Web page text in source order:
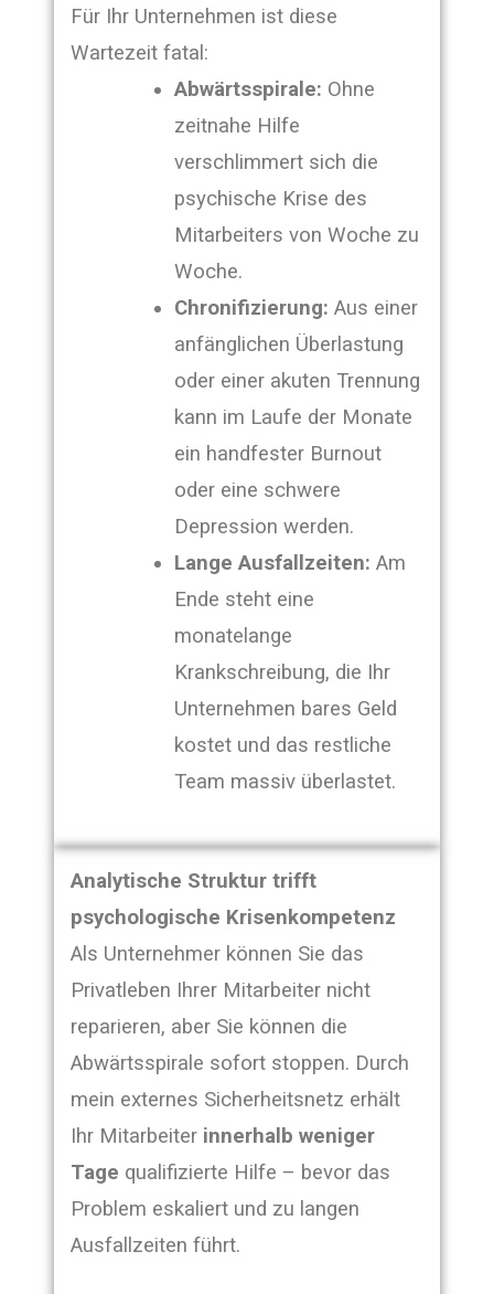
Für Ihr Unternehmen ist diese
Wartezeit fatal:
Abwärtsspirale: Ohne
zeitnahe Hilfe
verschlimmert sich die
psychische Krise des
Mitarbeiters von Woche zu
Woche.
Chronifizierung: Aus einer
anfänglichen Überlastung
oder einer akuten Trennung
kann im Laufe der Monate
ein handfester Burnout
oder eine schwere
Depression werden.
Lange Ausfallzeiten: Am
Ende steht eine
monatelange
Krankschreibung, die Ihr
Unternehmen bares Geld
kostet und das restliche
Team massiv überlastet.
Analytische Struktur trifft
psychologische Krisenkompetenz
Als Unternehmer können Sie das
Privatleben Ihrer Mitarbeiter nicht
reparieren, aber Sie können die
Abwärtsspirale sofort stoppen. Durch
mein externes Sicherheitsnetz erhält
Ihr Mitarbeiter innerhalb weniger
Tage qualifizierte Hilfe – bevor das
Problem eskaliert und zu langen
Ausfallzeiten führt.